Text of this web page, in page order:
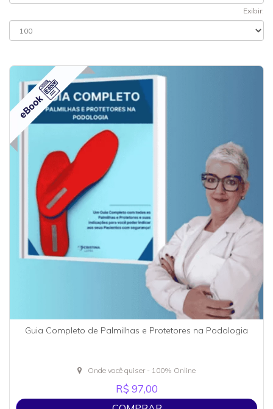
Exibir:
Guia Completo de Palmilhas e Protetores na Podologia
Onde você quiser - 100% Online
R$ 97,00